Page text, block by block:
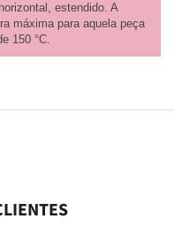
estendido. A
máxima para aquela peça
150 °C.